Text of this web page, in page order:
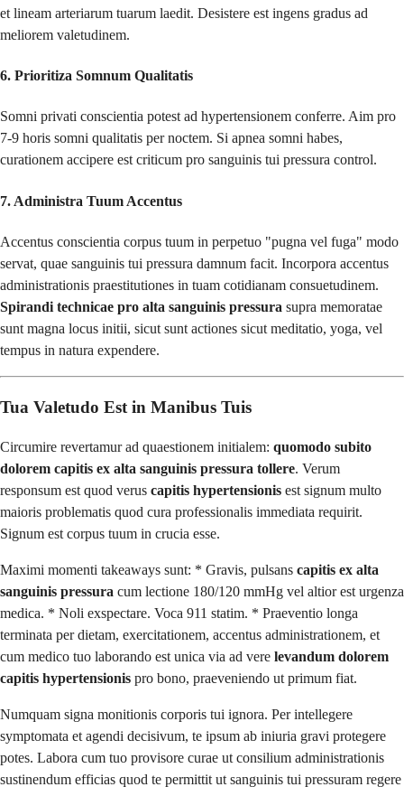
et lineam arteriarum tuarum laedit. Desistere est ingens gradus ad
meliorem valetudinem.
6. Prioritiza Somnum Qualitatis
Somni privati conscientia potest ad hypertensionem conferre. Aim pro
7-9 horis somni qualitatis per noctem. Si apnea somni habes,
curationem accipere est criticum pro sanguinis tui pressura control.
7. Administra Tuum Accentus
Accentus conscientia corpus tuum in perpetuo "pugna vel fuga" modo
servat, quae sanguinis tui pressura damnum facit. Incorpora accentus
administrationis praestitutiones in tuam cotidianam consuetudinem.
Spirandi technicae pro alta sanguinis pressura supra memoratae
sunt magna locus initii, sicut sunt actiones sicut meditatio, yoga, vel
tempus in natura expendere.
Tua Valetudo Est in Manibus Tuis
Circumire revertamur ad quaestionem initialem: quomodo subito
dolorem capitis ex alta sanguinis pressura tollere. Verum
responsum est quod verus capitis hypertensionis est signum multo
maioris problematis quod cura professionalis immediata requirit.
Signum est corpus tuum in crucia esse.
Maximi momenti takeaways sunt: * Gravis, pulsans capitis ex alta
sanguinis pressura cum lectione 180/120 mmHg vel altior est urgenza
medica. * Noli exspectare. Voca 911 statim. * Praeventio longa
terminata per dietam, exercitationem, accentus administrationem, et
cum medico tuo laborando est unica via ad vere levandum dolorem
capitis hypertensionis pro bono, praeveniendo ut primum fiat.
Numquam signa monitionis corporis tui ignora. Per intellegere
symptomata et agendi decisivum, te ipsum ab iniuria gravi protegere
potes. Labora cum tuo provisore curae ut consilium administrationis
sustinendum efficias quod te permittit ut sanguinis tui pressuram regere